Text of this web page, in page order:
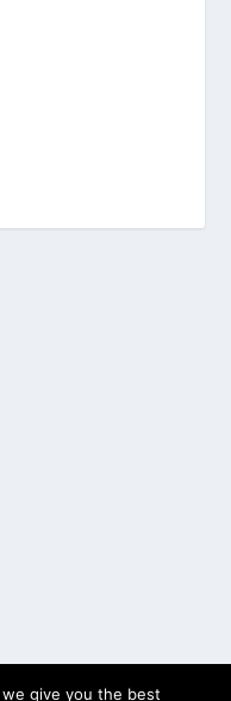
give you the best